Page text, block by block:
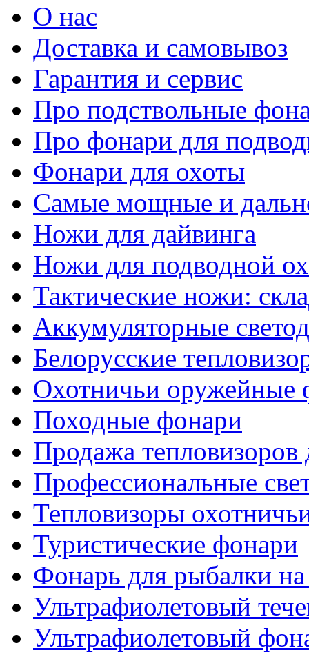
О нас
Доставка и самовывоз
Гарантия и сервис
Про подствольные
Про фонари для
Фонари для охоты
Самые мощные и
Ножи для дайвинга
Ножи для подводной
Тактические ножи:
Аккумуляторные
Белорусские
Охотничьи оружейные
Походные фонари
Продажа тепловизоров
Профессиональные
Тепловизоры
Туристические фонари
Фонарь для рыбалки на
Ультрафиолетовый
Ультрафиолетовый